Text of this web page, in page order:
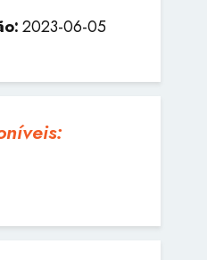
2023-06-05